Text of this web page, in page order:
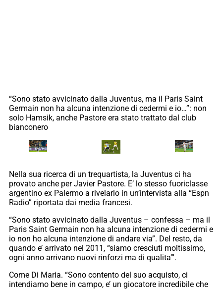
“Sono stato avvicinato dalla Juventus, ma il Paris Saint
Germain non ha alcuna intenzione di cedermi e io…”: non
solo Hamsik, anche Pastore era stato trattato dal club
bianconero
Nella sua ricerca di un trequartista, la Juventus ci ha
provato anche per Javier Pastore. E’ lo stesso fuoriclasse
argentino ex Palermo a rivelarlo in un’intervista alla “Espn
Radio” riportata dai media francesi.
“Sono stato avvicinato dalla Juventus – confessa – ma il
Paris Saint Germain non ha alcuna intenzione di cedermi e
io non ho alcuna intenzione di andare via”. Del resto, da
quando e’ arrivato nel 2011, “siamo cresciuti moltissimo,
ogni anno arrivano nuovi rinforzi ma di qualita’”.
Come Di Maria. “Sono contento del suo acquisto, ci
intendiamo bene in campo, e’ un giocatore incredibile che